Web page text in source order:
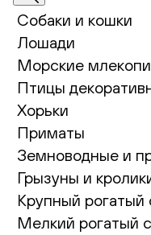
Собаки и кошки
Лошади
Морские
Птицы
Хорьки
Приматы
Земноводные и
Грызуны и
Крупный рогатый
Мелкий рогатый